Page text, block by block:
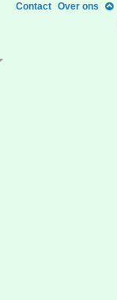
Contact Over ons